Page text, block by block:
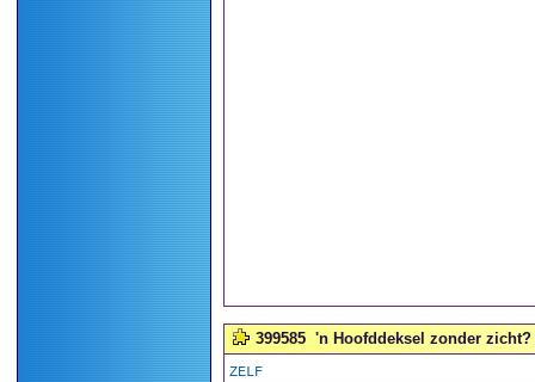
399585 'n Hoofddeksel zonder zicht?
ZELF